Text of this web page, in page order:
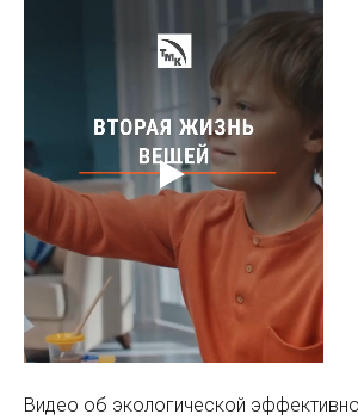
Видео об экологической